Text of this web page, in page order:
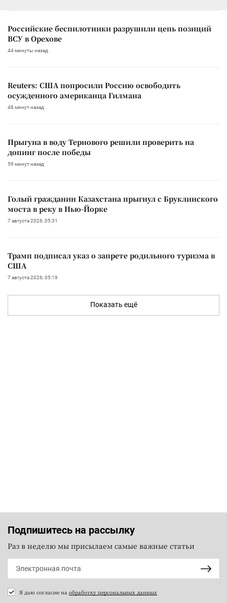
Российские беспилотники разрушили цепь позиций
ВСУ в Орехове
44 минуты назад
Reuters: США попросили Россию освободить
осужденного американца Гилмана
48 минут назад
Прыгуна в воду Тернового решили проверить на
допинг после победы
59 минут назад
Голый гражданин Казахстана прыгнул с Бруклинского
моста в реку в Нью-Йорке
7 августа 2026, 05:31
Трамп подписал указ о запрете родильного туризма в
США
7 августа 2026, 05:19
Показать ещё
Подпишитесь на рассылку
Раз в неделю мы присылаем самые важные статьи
Я даю согласие на обработку персональных данных